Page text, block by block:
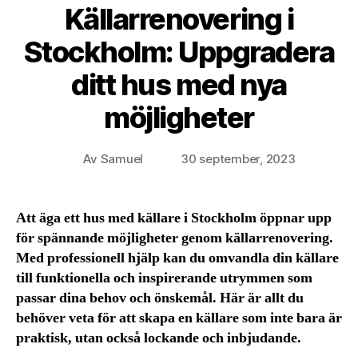
Källarrenovering i
Stockholm: Uppgradera
ditt hus med nya
möjligheter
Inläggsförfattare
Av Samuel Inläggsdatum
30 september, 2023
Att äga ett hus med källare i Stockholm öppnar upp
för spännande möjligheter genom källarrenovering.
Med professionell hjälp kan du omvandla din källare
till funktionella och inspirerande utrymmen som
passar dina behov och önskemål. Här är allt du
behöver veta för att skapa en källare som inte bara är
praktisk, utan också lockande och inbjudande.